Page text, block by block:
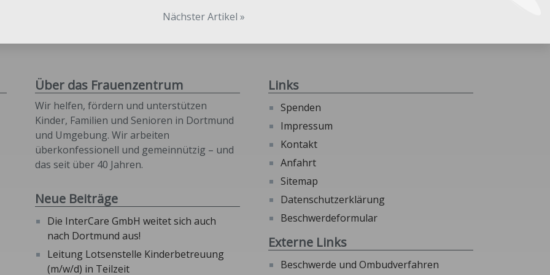
Nächster Artikel »
Über das Frauenzentrum
Wir helfen, fördern und unterstützen
Kinder, Familien und Senioren in Dortmund
und Umgebung. Wir arbeiten
überkonfessionell und gemeinnützig – und
das seit über 40 Jahren.
Neue Beiträge
Die InterCare GmbH weitet sich auch
nach Dortmund aus!
Leitung Lotsenstelle Kinderbetreuung
(m/w/d) in Teilzeit
Links
Spenden
Impressum
Kontakt
Anfahrt
Sitemap
Datenschutzerklärung
Beschwerdeformular
Externe Links
Beschwerde und Ombudverfahren